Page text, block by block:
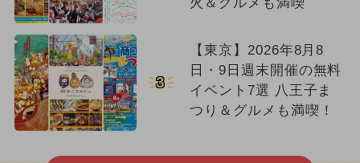
火＆グルメも満喫
3
【東京】2026年8月8
日・9日週末開催の無料
イベント7選 八王子ま
つり＆グルメも満喫！